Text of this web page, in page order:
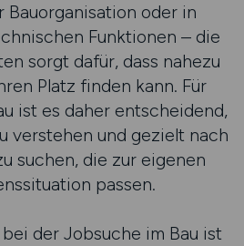
Bauorganisation oder in
Funktionen – die
sorgt dafür, dass nahezu
Platz finden kann. Für
ist es daher entscheidend,
verstehen und gezielt nach
suchen, die zur eigenen
passen.
der Jobsuche im Bau ist